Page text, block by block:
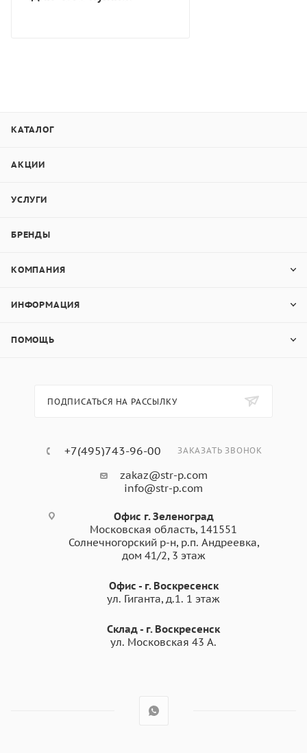
КАТАЛОГ
АКЦИИ
УСЛУГИ
БРЕНДЫ
КОМПАНИЯ
ИНФОРМАЦИЯ
ПОМОЩЬ
ПОДПИСАТЬСЯ НА РАССЫЛКУ
+7(495)743-96-00 ЗАКАЗАТЬ ЗВОНОК
zakaz@str-p.com
info@str-p.com
Офис г. Зеленоград
Московская область, 141551
Солнечногорский р-н, р.п. Андреевка,
дом 41/2, 3 этаж
Офис - г. Воскресенск
ул. Гиганта, д.1. 1 этаж
Склад - г. Воскресенск
ул. Московская 43 А.